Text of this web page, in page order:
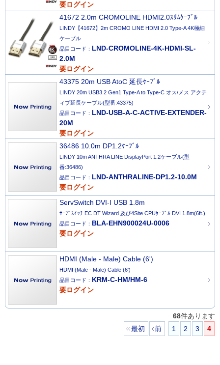
要ログイン
41672 2.0m CROMOLINE HDMI2.0ｽﾘﾑｹｰﾌﾞﾙ
LINDY【41672】2m CROMO LINE HDMI 2.0 Type-A 4K極細
ケーブル
品目コード： LND-CROMOLINE-4K-HDMI-SL-
2.0M
要ログイン
43375 20m USB AtoC 延長ｹｰﾌﾞﾙ
LINDY 20m USB3.2 Gen1 Type-A to Type-C オス/メス アクテ
ィブ延長ケーブル(型番:43375)
品目コード： LND-USB-A-C-ACTIVE-EXTENDER-
20M
要ログイン
36486 10.0m DP1.2ｹｰﾌﾞﾙ
LINDY 10m ANTHRA LINE DisplayPort 1.2ケーブル(型
番:36486)
品目コード： LND-ANTHRALINE-DP1.2-10.0M
要ログイン
ServSwitch DVI-I USB 1.8m
ｻｰﾌﾞｽｲｯﾁ EC DT Wizard 及び4Site CPUｹｰﾌﾞﾙ DVI 1.8m(6ft.)
品目コード： BLA-EHN900024U-0006
要ログイン
HDMI (Male - Male) Cable (6')
HDMI (Male - Male) Cable (6')
品目コード： KRM-C-HM/HM-6
要ログイン
68件あります
最初
前 1 2 3 4